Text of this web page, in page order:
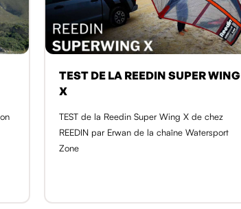
TEST DE LA REEDIN SUPER WING
X
TEST de la Reedin Super Wing X de chez
REEDIN par Erwan de la chaîne Watersport
Zone